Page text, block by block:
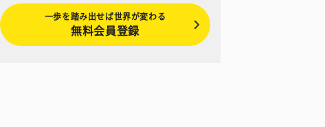
一歩を踏み出せば世界が変わる
無料会員登録